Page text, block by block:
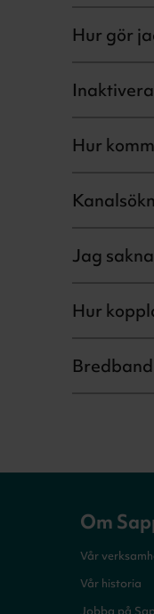
Hur gör
Hur
Jag
Hur
Om
Vår
Vår historia
Jobba på